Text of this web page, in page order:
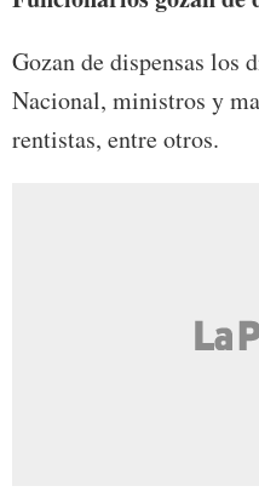
Gozan de dispensas los
Nacional, ministros y
rentistas, entre otros.